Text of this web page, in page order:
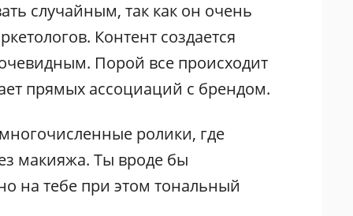
случайным, так как он очень
Контент создается
Порой все происходит
прямых ассоциаций с брендом.
ролики, где
макияжа. Ты вроде бы
на тебе при этом тональный